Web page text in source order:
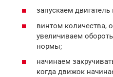
запускаем
винтом количества,
увеличиваем
нормы;
начинаем
когда движок